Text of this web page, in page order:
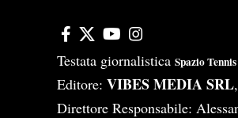
Testata giornalistica Spazio Tennis
Editore: VIBES MEDIA SRL
Direttore Responsabile: